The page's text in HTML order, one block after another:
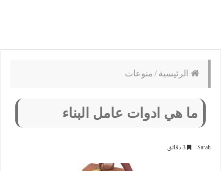
الرئيسية / منوعات
ما هي ادوات عامل البناء
Sarah